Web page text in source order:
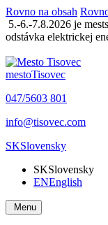
Rovno na obsah
5.-6.-7.8.2026 je
odstávka elektrickej
mestoTisovec
047/5603 801
info@tisovec.com
SKSlovensky
SKSlovensky
ENEnglish
Menu